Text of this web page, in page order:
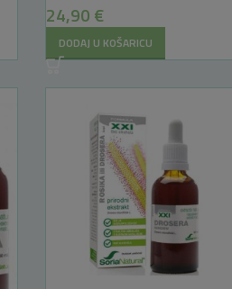
24,90 €
DODAJ U KOŠARICU